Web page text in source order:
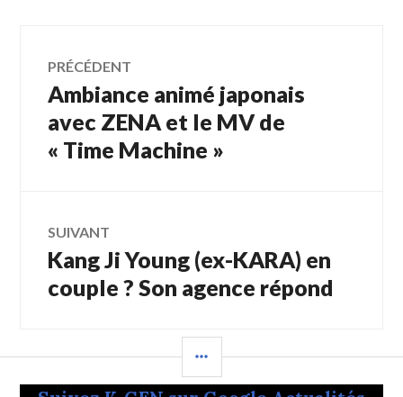
Navigation
de
l’article
PRÉCÉDENT
Article
précédent :
Ambiance animé japonais
avec ZENA et le MV de
« Time Machine »
SUIVANT
Article
Suivant:
Kang Ji Young (ex-KARA) en
couple ? Son agence répond
LATÉRALE